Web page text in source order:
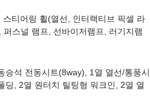
티어링 휠(열선, 인터랙티브 픽셀 라
스널 램프, 선바이저램프, 러기지램
승석 전동시트(8way), 1열 열선/통풍시
딩, 2열 원터치 틸팅형 워크인, 2열 열